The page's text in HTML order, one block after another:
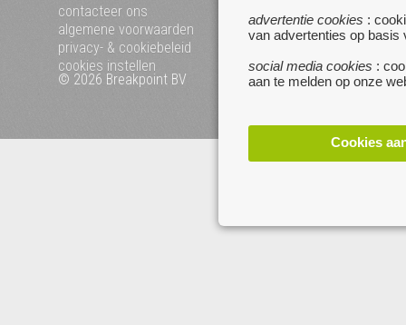
advertentie cookies :
van advertenties op basis
social media cookies :
aan te melden op onze
Cookies
contacteer ons
algemene voorwaarden
privacy- & cookiebeleid
cookies instellen
© 2026 Breakpoint BV
Bezoek ook eens onze
www.koken.be